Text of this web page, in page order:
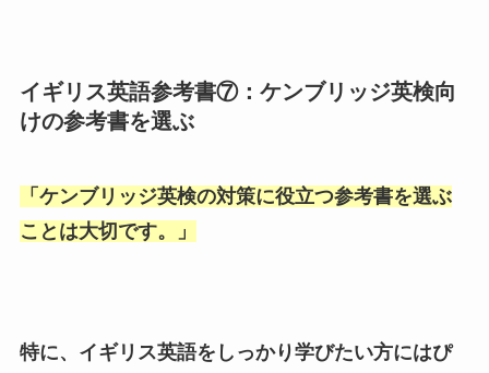
イギリス英語参考書⑦：ケンブリッジ英検向
けの参考書を選ぶ
「 ケンブリッジ英検の対策に役立つ参考書を選ぶ
ことは大切です。
」
特に、イギリス英語をしっかり学びたい方にはぴ